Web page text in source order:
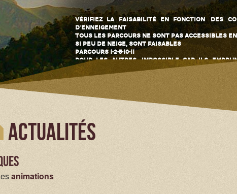
Vérifiez la faisabilité en fonction des
d'enneigement
Tous les parcours ne sont pas accessibles
Si peu de neige, sont faisables
parcours 1-2-5-10-11
Pour les autres, impossible car ils
traces de pistes nordiques, ou sont trop
Vous pouvez également
parcours d'orientation au parc des
débutant à l'expert
Actualités
animations